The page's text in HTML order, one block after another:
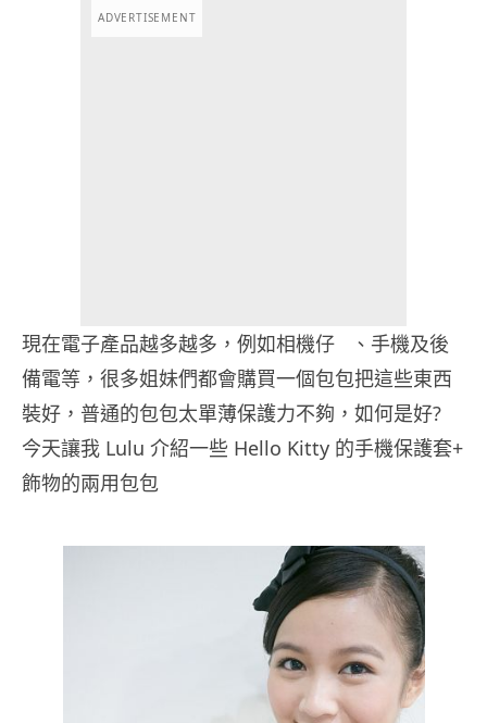
ADVERTISEMENT
現在電子產品越多越多，例如相機仔 、手機及後
備電等，很多姐妹們都會購買一個包包把這些東西
裝好，普通的包包太單薄保護力不夠，如何是好?
今天讓我 Lulu 介紹一些 Hello Kitty 的手機保護套+
飾物的兩用包包